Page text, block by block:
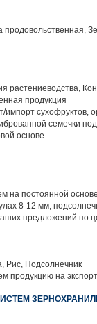
продовольственная,
растениеводства,
продукция
импорт сухофруктов,
семечки
основе.
на постоянной
8-12 мм,
предложений по
Рис, Подсолнечник
продукцию на экспорт